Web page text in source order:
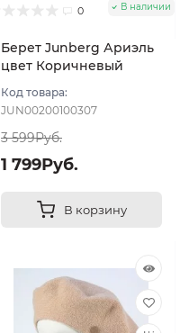
0 В наличии
Берет Junberg Ариэль
цвет Коричневый
Код товара:
JUN00200100307
3 599Руб.
1 799Руб.
В корзину